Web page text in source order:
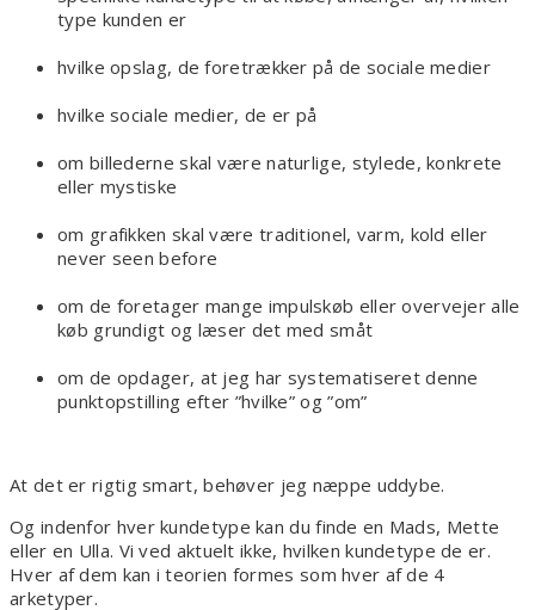
type kunden er
hvilke opslag, de foretrækker på de sociale medier
hvilke sociale medier, de er på
om billederne skal være naturlige, stylede, konkrete
eller mystiske
om grafikken skal være traditionel, varm, kold eller
never seen before
om de foretager mange impulskøb eller overvejer alle
køb grundigt og læser det med småt
om de opdager, at jeg har systematiseret denne
punktopstilling efter ”hvilke” og ”om”
At det er rigtig smart, behøver jeg næppe uddybe.
Og indenfor hver kundetype kan du finde en Mads, Mette
eller en Ulla. Vi ved aktuelt ikke, hvilken kundetype de er.
Hver af dem kan i teorien formes som hver af de 4
arketyper.